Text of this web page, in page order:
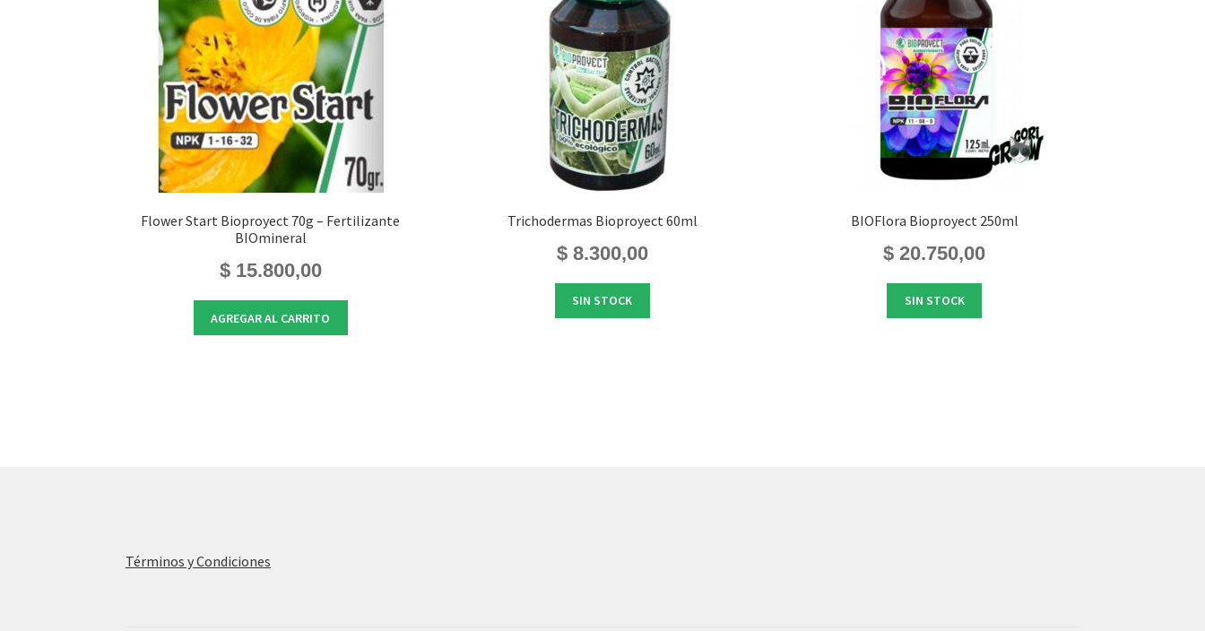
Flower Start Bioproyect 70g – Fertilizante
BIOmineral
$15.800,00
AGREGAR AL CARRITO
Trichodermas Bioproyect 60ml
$8.300,00
SIN STOCK
BIOFlora Bioproyect 250ml
$ 20.750,00
SIN STOCK
Términos y Condiciones